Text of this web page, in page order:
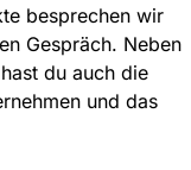
besprechen wir
Gespräch. Neben
du auch die
und das